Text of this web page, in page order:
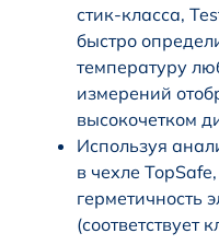
стик-класса,
быстро
температуру
измерений
высокочетком
Используя
в чехле
герметичность
(соответствует